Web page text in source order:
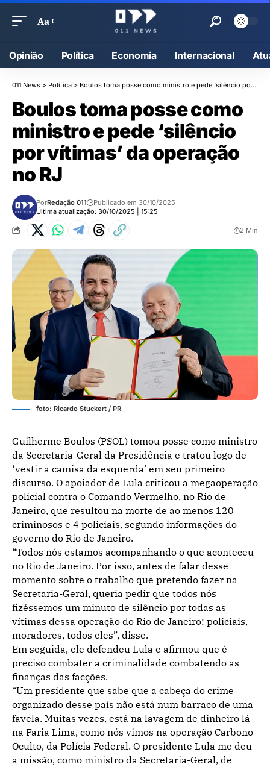
Aa
Opinião Política Economia Internacional
011 News > Política > Boulos toma posse como ministro e pede ‘silêncio por vítimas’ da operação no RJ
Boulos toma posse como
ministro e pede ‘silêncio
por vítimas’ da operação
no RJ
Última atualização: 30/10/2025 | 15:25
PorRedação 011 Publicado em 30/10/2025
2 Min
foto: Ricardo Stuckert / PR
Guilherme Boulos (PSOL) tomou posse como ministro
da Secretaria-Geral da Presidência e tratou logo de
‘vestir a camisa da esquerda’ em seu primeiro
discurso. O apoiador de Lula criticou a megaoperação
policial contra o Comando Vermelho, no Rio de
Janeiro, que resultou na morte de ao menos 120
criminosos e 4 policiais, segundo informações do
governo do Rio de Janeiro.
“Todos nós estamos acompanhando o que aconteceu
no Rio de Janeiro. Por isso, antes de falar desse
momento sobre o trabalho que pretendo fazer na
Secretaria-Geral, queria pedir que todos nós
fizéssemos um minuto de silêncio por todas as
vítimas dessa operação do Rio de Janeiro: policiais,
moradores, todos eles”, disse.
Em seguida, ele defendeu Lula e afirmou que é
preciso combater a criminalidade combatendo as
finanças das facções.
“Um presidente que sabe que a cabeça do crime
organizado desse país não está num barraco de uma
favela. Muitas vezes, está na lavagem de dinheiro lá
na Faria Lima, como nós vimos na operação Carbono
Oculto, da Polícia Federal. O presidente Lula me deu
a missão, como ministro da Secretaria-Geral, de